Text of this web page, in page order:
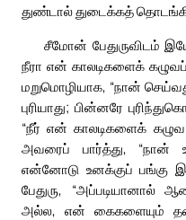
துண்டால் துடைக்கத்
சீமோன் பேதுருவிடம்
நீரா என் காலடிகளைக்
மறுமொழியாக, “நான்
புரியாது; பின்னரே
“நீர் என் காலடிகளைக்
அவரைப் பார்த்து, “நான்
என்னோடு உனக்குப் பங்கு
பேதுரு, “அப்படியானால்
அல்ல, என் கைகளையும்